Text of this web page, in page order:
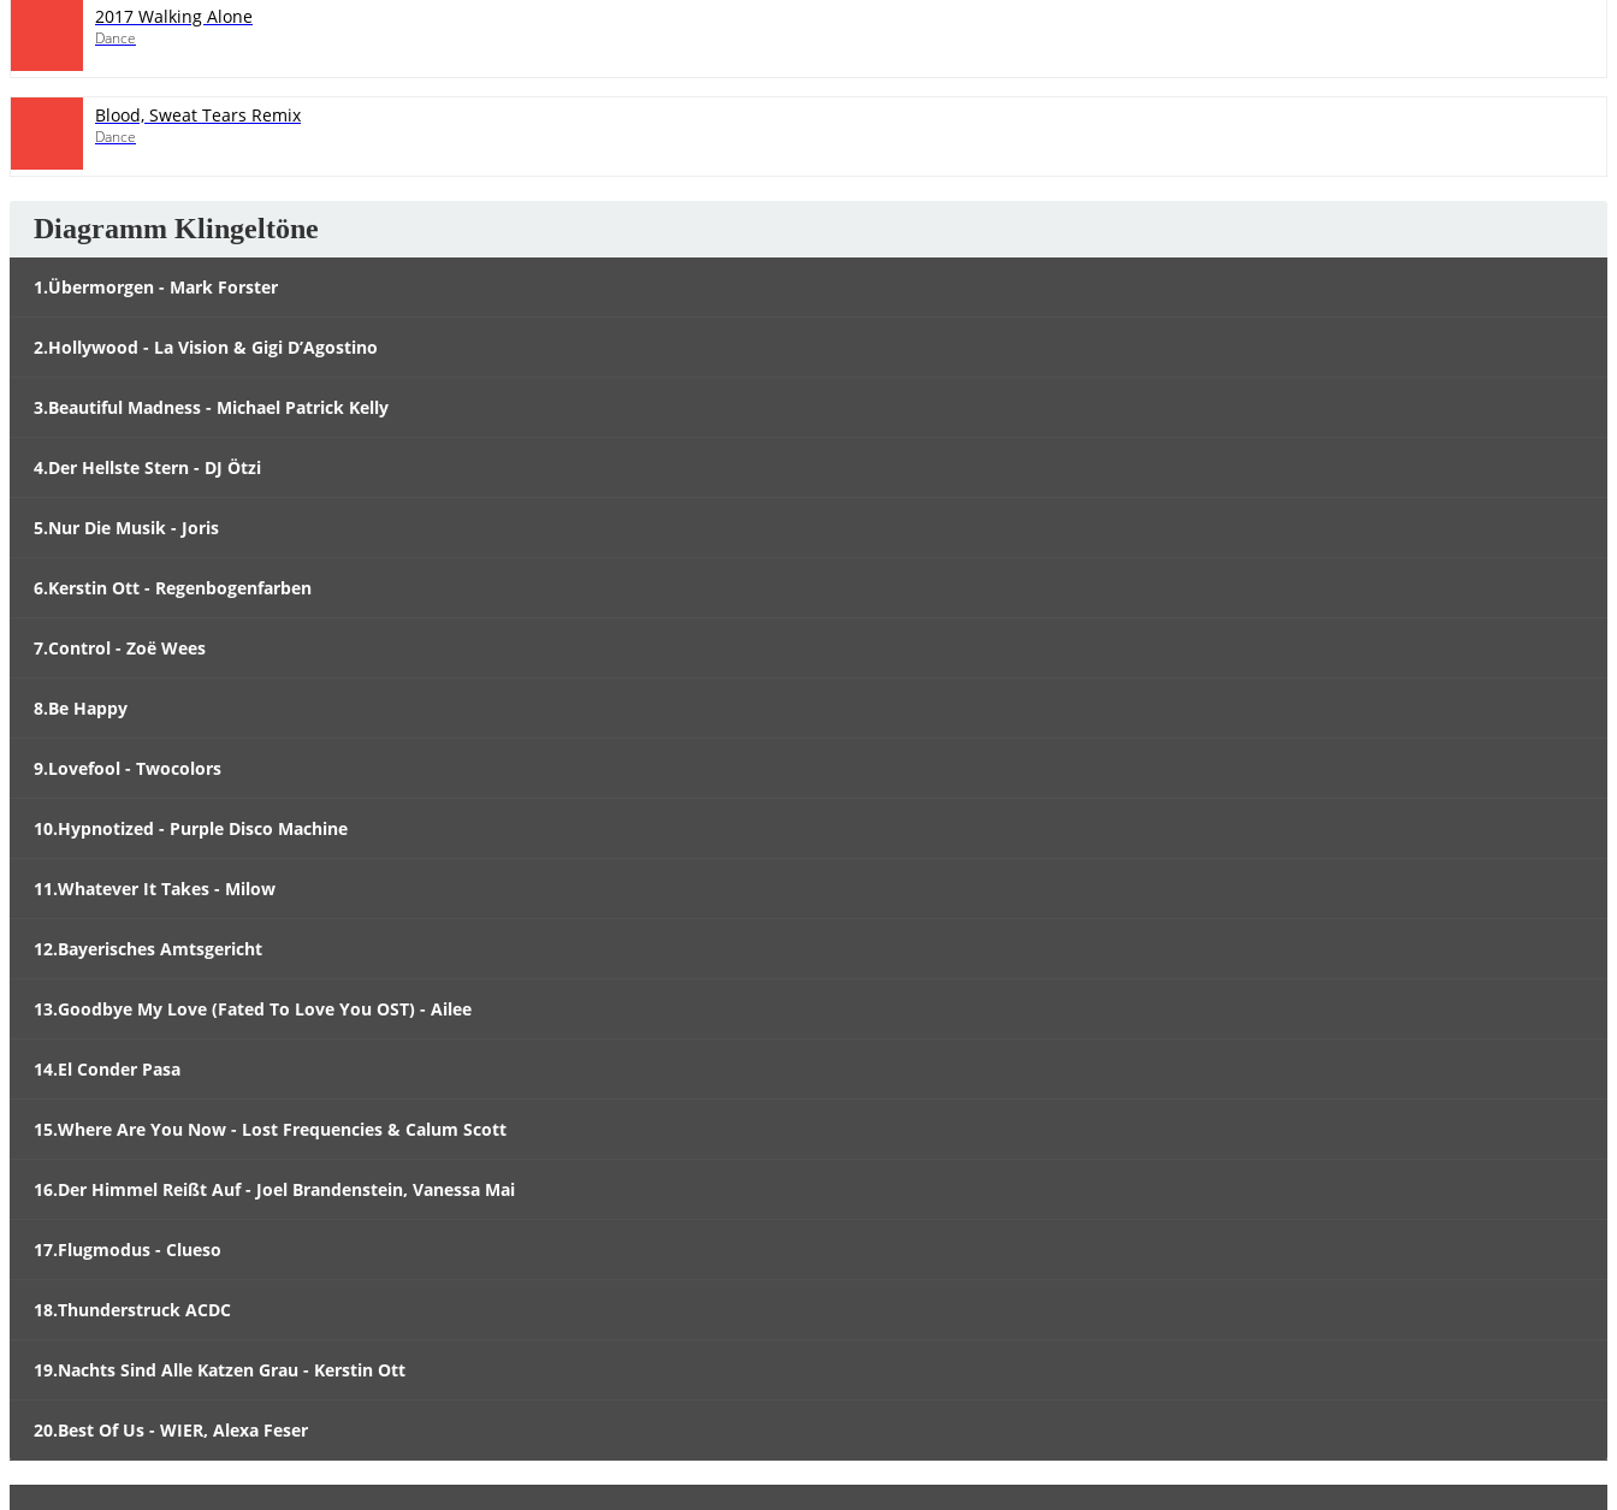
2017 Walking Alone
Dance
Blood, Sweat Tears Remix
Dance
Diagramm Klingeltöne
1.Übermorgen - Mark Forster
2.Hollywood - La Vision & Gigi D’Agostino
3.Beautiful Madness - Michael Patrick Kelly
4.Der Hellste Stern - DJ Ötzi
5.Nur Die Musik - Joris
6.Kerstin Ott - Regenbogenfarben
7.Control - Zoë Wees
8.Be Happy
9.Lovefool - Twocolors
10.Hypnotized - Purple Disco Machine
11.Whatever It Takes - Milow
12.Bayerisches Amtsgericht
13.Goodbye My Love (Fated To Love You OST) - Ailee
14.El Conder Pasa
15.Where Are You Now - Lost Frequencies & Calum Scott
16.Der Himmel Reißt Auf - Joel Brandenstein, Vanessa Mai
17.Flugmodus - Clueso
18.Thunderstruck ACDC
19.Nachts Sind Alle Katzen Grau - Kerstin Ott
20.Best Of Us - WIER, Alexa Feser